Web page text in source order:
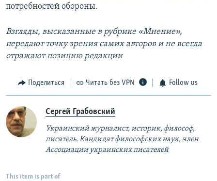
потребностей обороны.
Взгляды, высказанные в рубрике «Мнение»,
передают точку зрения самих авторов и не всегда
отражают позицию редакции
Поделиться Читать без VPN Follow us
Сергей Грабовский
Украинский журналист, историк, философ,
писатель. Кандидат философских наук, член
Ассоциации украинских писателей
This item is part of